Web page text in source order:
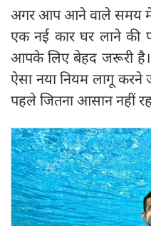
अगर आप आने वाले समय में
एक नई कार घर लाने की
आपके लिए बेहद जरूरी है।
ऐसा नया नियम लागू
पहले जितना आसान नहीं